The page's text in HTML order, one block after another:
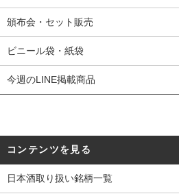
頒布会・セット販売
ビニール袋・紙袋
今週のLINE掲載商品
コンテンツを見る
日本酒取り扱い銘柄一覧